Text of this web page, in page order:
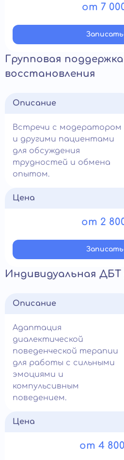
от 7
Групповая
восстановления
Описание
Встречи с модератором
и другими пациентами
для обсуждения
трудностей и обмена
опытом.
Цена
от 2
Индивидуальная ДБТ
Описание
Адаптация
диалектической
поведенческой терапии
для работы с сильными
эмоциями и
компульсивным
поведением.
Цена
от 4